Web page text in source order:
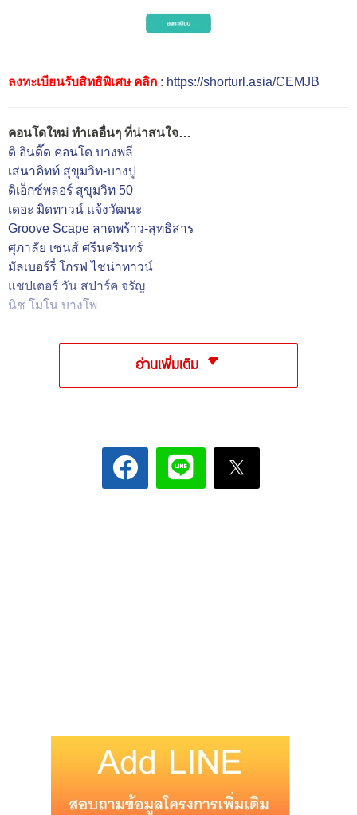
ลงทะเบียนรับสิทธิพิเศษ คลิก : https://shorturl.asia/CEMJB
คอนโดใหม่ ทำเลอื่นๆ ที่น่าสนใจ…
ดิ อินดี๊ด คอนโด บางพลี
เสนาคิทท์ สุขุมวิท-บางปู
ดิเอ็กซ์พลอร์ สุขุมวิท 50
เดอะ มิดทาวน์ แจ้งวัฒนะ
Groove Scape ลาดพร้าว-สุทธิสาร
ศุภาลัย เซนส์ ศรีนครินทร์
มัลเบอร์รี่ โกรฟ ไชน่าทาวน์
แชปเตอร์ วัน สปาร์ค จรัญ
นิช โมโน บางโพ
อ่านเพิ่มเติม